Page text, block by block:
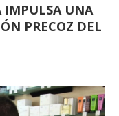
IMPULSA UNA
PRECOZ DEL